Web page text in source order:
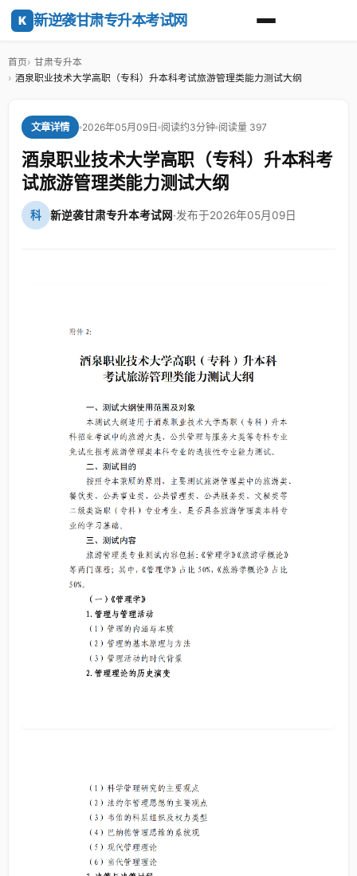
K 新逆袭甘肃专升本考试网
首页
甘肃专升本
酒泉职业技术大学高职（专科）升本科考试旅游管理类能力测试大纲
文章详情 2026年05月09日 阅读约3分钟 阅读量 397
酒泉职业技术大学高职（专科）升本科考
试旅游管理类能力测试大纲
科 新逆袭甘肃专升本考试网·发布于2026年05月09日